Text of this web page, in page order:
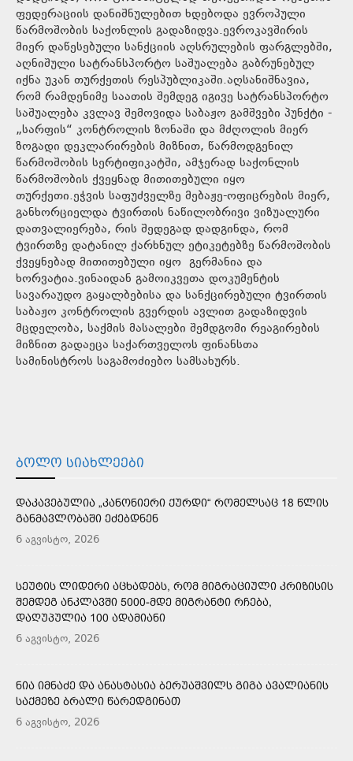
ფედერაციის დანიშნულებით ხდებოდა ევროპული
წარმოშობის საქონლის გადაზიდვა.ევროკავშირის
მიერ დაწესებული სანქციის აღსრულების ფარგლებში,
აღნიშული სატრანსპორტო საშუალება გაბრუნებულ
იქნა უკან თურქეთის რესპუბლიკაში.აღსანიშნავია,
რომ რამდენიმე საათის შემდეგ იგივე სატრანსპორტო
საშუალება კვლავ შემოვიდა საბაჟო გამშვები პუნქტი -
„სარფის“ კონტროლის ზონაში და მძღოლის მიერ
ზოგადი დეკლარირების მიზნით, წარმოდგენილ
წარმოშობის სერტიფიკატში, ამჯერად საქონლის
წარმოშობის ქვეყნად მითითებული იყო
თურქეთი.ეჭვის საფუძველზე მებაჟე-ოფიცრების მიერ,
განხორციელდა ტვირთის ნაწილობრივი ვიზუალური
დათვალიერება, რის შედეგად დადგინდა, რომ
ტვირთზე დატანილ ქარხნულ ეტიკეტებზე წარმოშობის
ქვეყნებად მითითებული იყო გერმანია და
ხორვატია.ვინაიდან გამოიკვეთა დოკუმენტის
სავარაუდო გაყალბებისა და სანქცირებული ტვირთის
საბაჟო კონტროლის გვერდის ავლით გადაზიდვის
მცდელობა, საქმის მასალები შემდგომი რეაგირების
მიზნით გადაეცა საქართველოს ფინანსთა
სამინისტროს საგამოძიებო სამსახურს.
ᲑᲝᲚᲝ ᲡᲘᲐᲮᲚᲔᲔᲑᲘ
ᲓᲐᲙᲐᲕᲔᲑᲣᲚᲘᲐ „ᲙᲐᲜᲝᲜᲘᲔᲠᲘ ᲥᲣᲠᲓᲘ“ ᲠᲝᲛᲔᲚᲡᲐᲪ 18 ᲬᲚᲘᲡ
ᲒᲐᲜᲛᲐᲕᲚᲝᲑᲐᲨᲘ ᲔᲫᲔᲑᲓᲜᲔᲜ
6 აგვისტო, 2026
ᲡᲔᲣᲢᲘᲡ ᲚᲘᲓᲔᲠᲘ ᲐᲪᲮᲐᲓᲔᲑᲡ, ᲠᲝᲛ ᲛᲘᲒᲠᲐᲪᲘᲣᲚᲘ ᲙᲠᲘᲖᲘᲡᲘᲡ
ᲨᲔᲛᲓᲔᲒ ᲐᲜᲙᲚᲐᲕᲨᲘ 5000-ᲛᲓᲔ ᲛᲘᲒᲠᲐᲜᲢᲘ ᲠᲩᲔᲑᲐ,
ᲓᲐᲦᲣᲞᲣᲚᲘᲐ 100 ᲐᲓᲐᲛᲘᲐᲜᲘ
6 აგვისტო, 2026
ᲜᲘᲐ ᲘᲛᲜᲐᲫᲔ ᲓᲐ ᲐᲜᲐᲡᲢᲐᲡᲘᲐ ᲑᲔᲠᲣᲐᲨᲕᲘᲚᲡ ᲒᲘᲒᲐ ᲐᲕᲐᲚᲘᲐᲜᲘᲡ
ᲡᲐᲥᲛᲔᲖᲔ ᲑᲠᲐᲚᲘ ᲬᲐᲠᲔᲓᲒᲘᲜᲐᲗ
6 აგვისტო, 2026